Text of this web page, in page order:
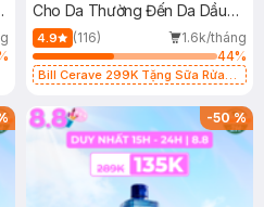
Cho Da Thường Đến Da Dầu
473ml
4.9 (116)
1.6k/tháng
44%
Bill Cerave 299K Tặng Sữa Rửa
-50%